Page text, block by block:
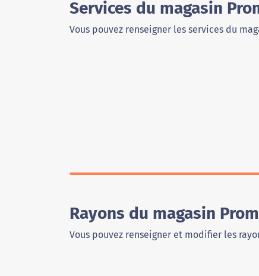
Services du magasin
Vous pouvez renseigner les services du
Rayons du magasin
Vous pouvez renseigner et modifier les